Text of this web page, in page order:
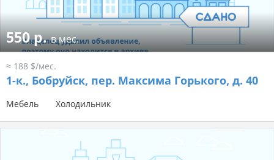
550 р.в мес.
≈ 188 $/мес.
1-к., Бобруйск, пер. Максима Горького, д. 40
Мебель Холодильник